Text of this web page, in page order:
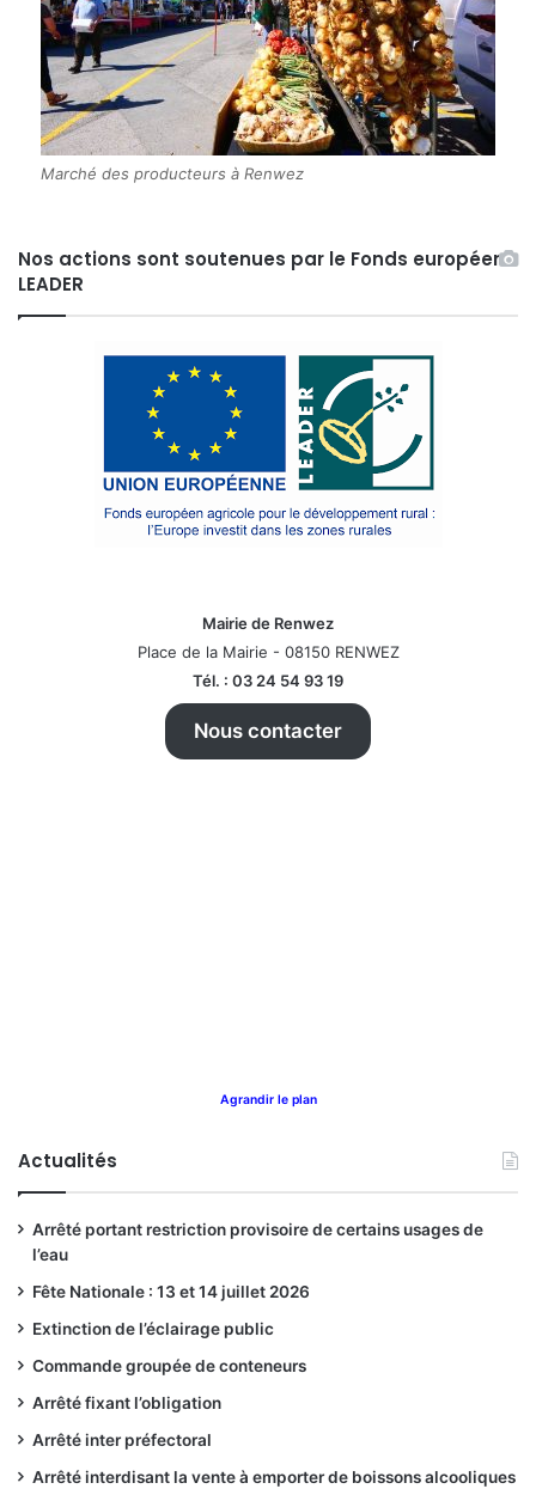
Marché des producteurs à Renwez
Nos actions sont soutenues par le Fonds européen
LEADER
Mairie de Renwez
Place de la Mairie - 08150 RENWEZ
Tél. : 03 24 54 93 19
Nous contacter
Agrandir le plan
Actualités
Arrêté portant restriction provisoire de certains usages de
l’eau
Fête Nationale : 13 et 14 juillet 2026
Extinction de l’éclairage public
Commande groupée de conteneurs
Arrêté fixant l’obligation
Arrêté inter préfectoral
Arrêté interdisant la vente à emporter de boissons alcooliques